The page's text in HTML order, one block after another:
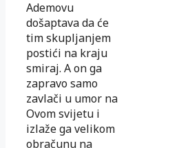
Ademovu
došaptava da će
tim skupljanjem
postići na kraju
smiraj. A on ga
zapravo samo
zavlači u umor na
Ovom svijetu i
izlaže ga velikom
obračunu na